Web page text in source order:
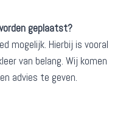
geplaatst?
mogelijk. Hierbij is vooral
van belang. Wij komen
advies te geven.